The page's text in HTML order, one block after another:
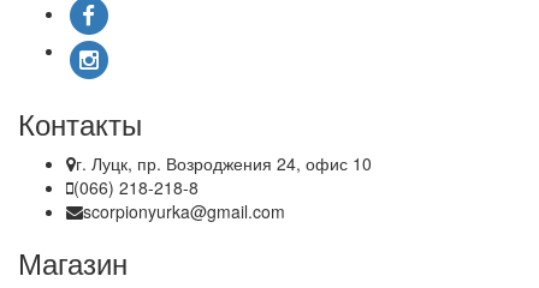
Контакты
г. Луцк, пр. Возроджения 24, офис 10
(066) 218-218-8
scorpionyurka@gmail.com
Магазин